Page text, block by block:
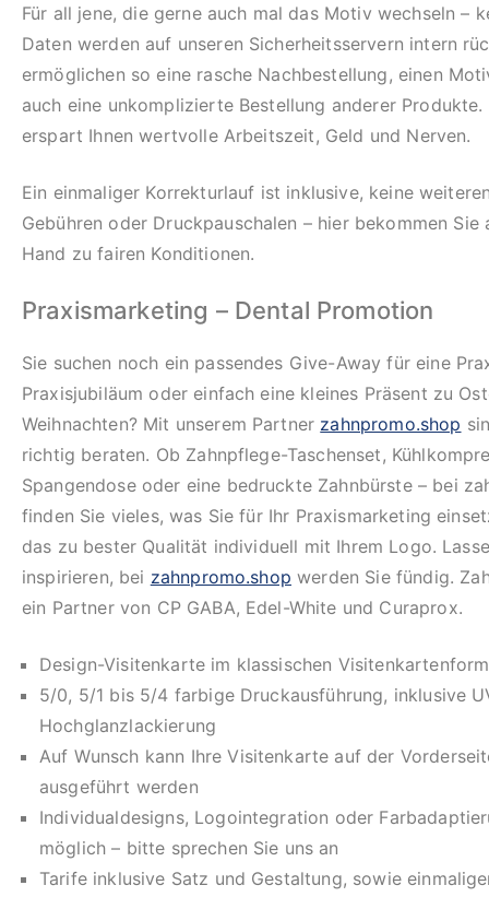
Für all jene, die gerne auch mal das Motiv wechseln –
Daten werden auf unseren Sicherheitsservern intern
ermöglichen so eine rasche Nachbestellung, einen
auch eine unkomplizierte Bestellung anderer Produkte.
erspart Ihnen wertvolle Arbeitszeit, Geld und Nerven.
Ein einmaliger Korrekturlauf ist inklusive, keine
Gebühren oder Druckpauschalen – hier bekommen Sie
Hand zu fairen Konditionen.
Praxismarketing – Dental Promotion
Sie suchen noch ein passendes Give-Away für eine
Praxisjubiläum oder einfach eine kleines Präsent zu
Weihnachten? Mit unserem Partner zahnpromo.shop
richtig beraten. Ob Zahnpflege-Taschenset,
Spangendose oder eine bedruckte Zahnbürste – bei
finden Sie vieles, was Sie für Ihr Praxismarketing
das zu bester Qualität individuell mit Ihrem Logo.
inspirieren, bei zahnpromo.shop werden Sie fündig.
ein Partner von CP GABA, Edel-White und Curaprox.
Design-Visitenkarte im klassischen
5/0, 5/1 bis 5/4 farbige Druckausführung, inklusive
Hochglanzlackierung
Auf Wunsch kann Ihre Visitenkarte auf der
ausgeführt werden
Individualdesigns, Logointegration oder
möglich – bitte sprechen Sie uns an
Tarife inklusive Satz und Gestaltung, sowie